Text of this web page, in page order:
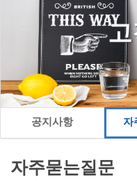
공지사항 자
자주묻는질문